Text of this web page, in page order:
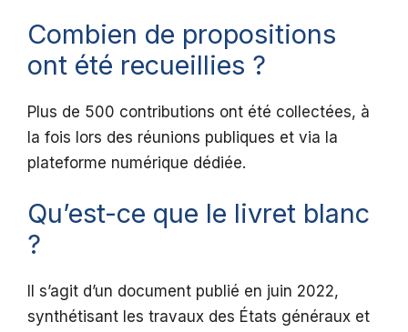
Combien de propositions
ont été recueillies ?
Plus de 500 contributions ont été collectées, à
la fois lors des réunions publiques et via la
plateforme numérique dédiée.
Qu’est-ce que le livret blanc
?
Il s’agit d’un document publié en juin 2022,
synthétisant les travaux des États généraux et